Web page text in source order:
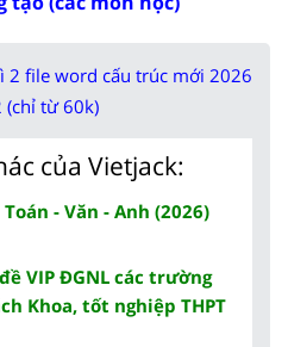
2 file word cấu trúc mới 2026
(chỉ từ 60k)
của Vietjack:
- Văn - Anh (2026)
VIP ĐGNL các trường
Khoa, tốt nghiệp THPT